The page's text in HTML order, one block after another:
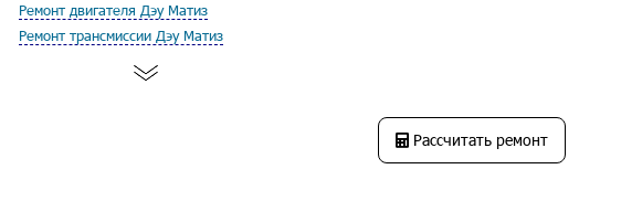
Ремонт двигателя Дэу Матиз
Ремонт трансмиссии Дэу Матиз
Рассчитать ремонт